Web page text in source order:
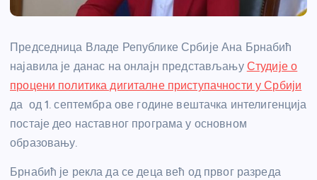
Председница Владе Републике Србије Ана Брнабић
најавила је данас на онлајн представљању Студије о
процени политика дигиталне приступачности у Србији
да од 1. септембра ове године вештачка интелигенција
постаје део наставног програма у основном
образовању.
Брнабић је рекла да се деца већ од првог разреда